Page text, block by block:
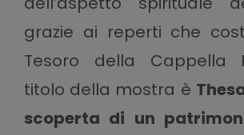
grazie ai reperti che
Tesoro della Cappella
titolo della mostra è
scoperta di un